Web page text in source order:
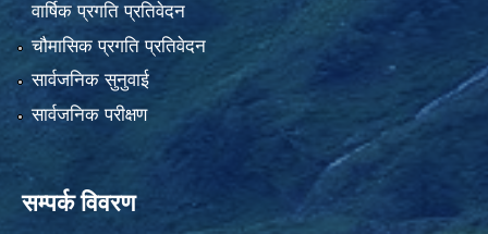
वार्षिक प्रगति प्रतिवेदन
चौमासिक प्रगति प्रतिवेदन
सार्वजनिक सुनुवाई
सार्वजनिक परीक्षण
सम्पर्क विवरण